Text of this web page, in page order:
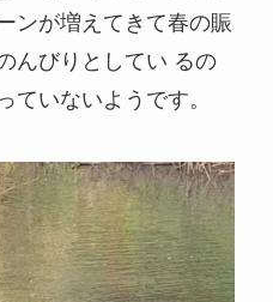
ンが増えてきて春の賑
んびりとしてい るの
ていないようです。